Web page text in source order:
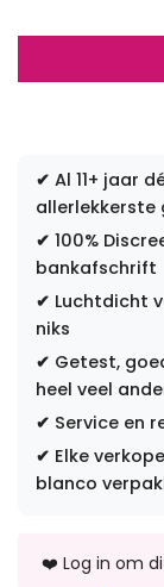
✔ Al 11+ jaar
allerlekkerste
✔ 100%
bankafschrift
✔ Luchtdicht
niks
✔ Getest,
heel veel
✔ Service en
✔ Elke
blanco